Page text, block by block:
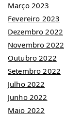
Março 2023
Fevereiro 2023
Dezembro 2022
Novembro 2022
Outubro 2022
Setembro 2022
Julho 2022
Junho 2022
Maio 2022